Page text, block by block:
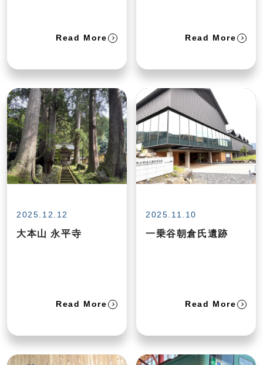
Read More Read More
2025.12.12
大本山 永平寺
Read More
2025.11.10
一乗谷朝倉氏遺跡
Read More